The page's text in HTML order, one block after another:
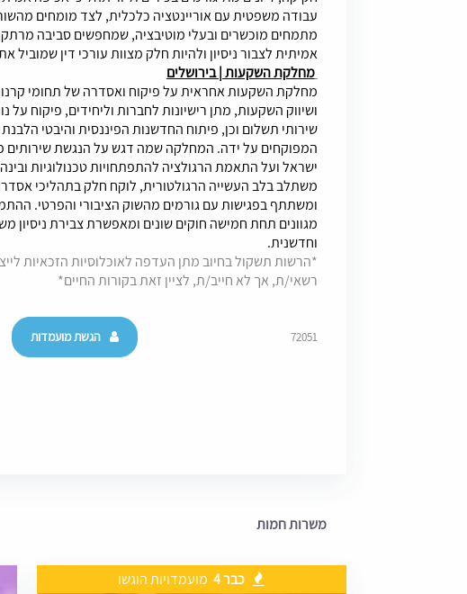
עבודה משפטית עם אוריינטציה כלכלית, לצד מומחים
מתמחים מוכשרים ובעלי מוטיבציה, שמחפשים סביבה
אמיתית לצבור ניסיון ולהיות חלק מצוות עורכי דין
מחלקת השקעות | בירושלים
מחלקת השקעות אחראית על פיקוח ואסדרה של תחומי קרנות
ושיווק השקעות, מתן רישיונות לחברות וליחידים, פיקוח על
שירותי תשלום וכן, פיתוח החדשנות הפיננסית והיבטי הלבנת
המפוקחים על ידה. המחלקה שמה דגש על הנגשת שירותים
ישראל ועל התאמת הרגולציה להתפתחויות טכנולוגיות
משתלב בלב העשייה הרגולטורית, לוקח חלק בתהליכי
ומשתתף בפגישות עם גורמים מהשוק הציבורי והפרטי.
מגוונים תחת חמישה חוקים שונים ומאפשרת צבירת ניסיון
וחדשנית.
*הרשות תשקול בחיוב מתן העדפה לאוכלוסיות הזכאיות
רשאי/ת, אך לא חייב/ת, לציין זאת בקורות החיים*
72051 הגשת מועמדות
משרות חמות
כבר 4 מועמדויות הוגשו